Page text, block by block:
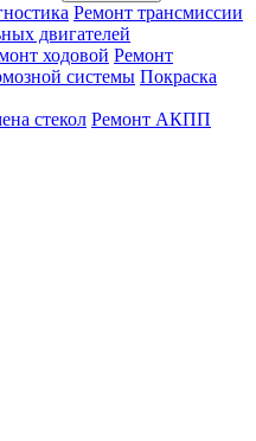
Ремонт трансмиссии
двигателей
ходовой Ремонт
системы Покраска
стекол Ремонт АКПП